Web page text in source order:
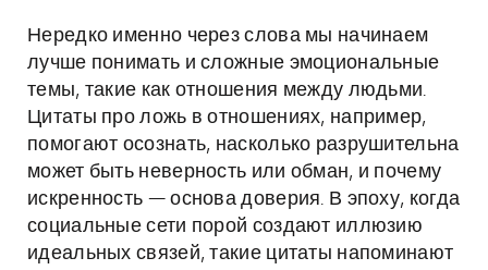
Нередко именно через слова мы начинаем
лучше понимать и сложные эмоциональные
темы, такие как отношения между людьми.
Цитаты про ложь в отношениях, например,
помогают осознать, насколько разрушительна
может быть неверность или обман, и почему
искренность — основа доверия. В эпоху, когда
социальные сети порой создают иллюзию
идеальных связей, такие цитаты напоминают